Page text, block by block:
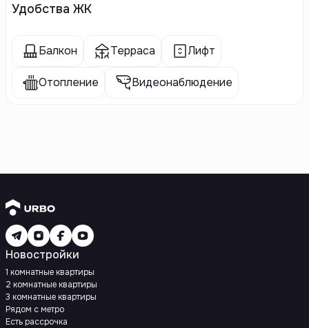
Удобства ЖК
Балкон Терраса Лифт
Отопление Видеонаблюдение
Новостройки
1 комнатные квартиры
2 комнатные квартиры
3 комнатные квартиры
Рядом с метро
Есть рассрочка